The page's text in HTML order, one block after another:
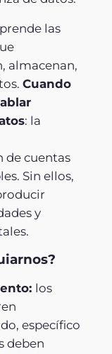
las
almacenan,
Cuando
: la
de cuentas
Sin ellos,
y
los
específico
deben